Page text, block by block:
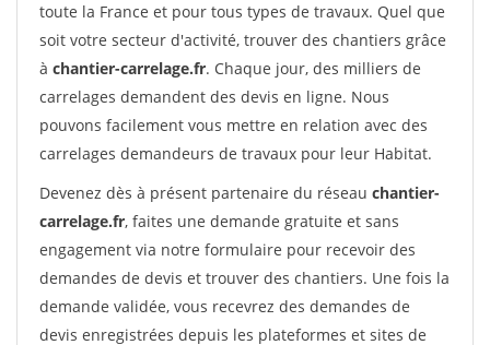
toute la France et pour tous types de travaux. Quel que
soit votre secteur d'activité, trouver des chantiers grâce
à chantier-carrelage.fr. Chaque jour, des milliers de
carrelages demandent des devis en ligne. Nous
pouvons facilement vous mettre en relation avec des
carrelages demandeurs de travaux pour leur Habitat.
Devenez dès à présent partenaire du réseau chantier-
carrelage.fr, faites une demande gratuite et sans
engagement via notre formulaire pour recevoir des
demandes de devis et trouver des chantiers. Une fois la
demande validée, vous recevrez des demandes de
devis enregistrées depuis les plateformes et sites de